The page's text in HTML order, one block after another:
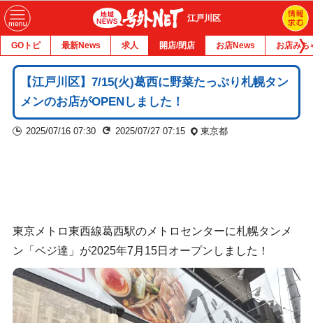
江戸川区
GOトピ 最新News 求人 開店/閉店 お店News お店みち
【江戸川区】7/15(火)葛西に野菜たっぷり札幌タン
メンのお店がOPENしました！
2025/07/16 07:30 2025/07/27 07:15 東京都
東京メトロ東西線葛西駅のメトロセンターに札幌タンメ
ン「ベジ達」が2025年7月15日オープンしました！